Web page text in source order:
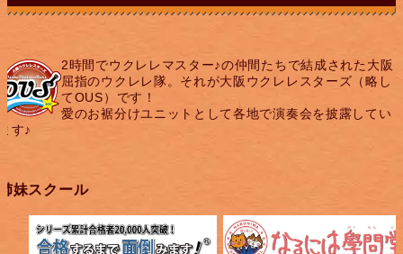
2時間でウクレレマスター♪の仲間たちで結成された大阪
屈指のウクレレ隊。それが大阪ウクレレスターズ（略し
てOUS）です！
愛のお裾分けユニットとして各地で演奏会を披露してい
す♪
妹スクール